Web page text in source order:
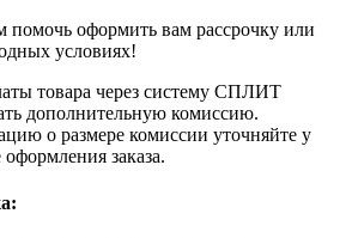
оформить вам рассрочку или
условиях!
товара через систему СПЛИТ
дополнительную комиссию.
о размере комиссии уточняйте у
заказа.